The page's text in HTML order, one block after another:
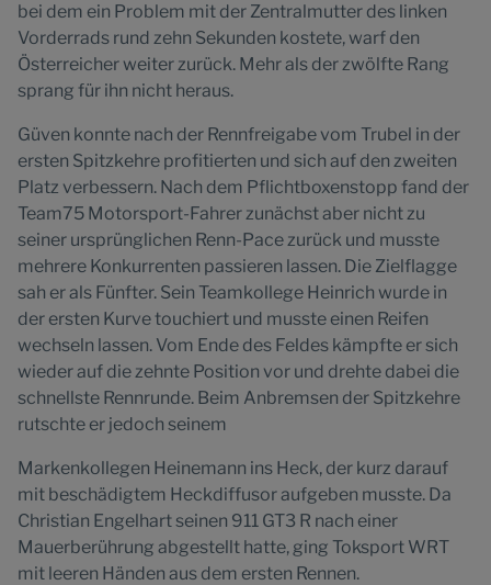
bei dem ein Problem mit der Zentralmutter des linken
Vorderrads rund zehn Sekunden kostete, warf den
Österreicher weiter zurück. Mehr als der zwölfte Rang
sprang für ihn nicht heraus.
Güven konnte nach der Rennfreigabe vom Trubel in der
ersten Spitzkehre profitierten und sich auf den zweiten
Platz verbessern. Nach dem Pflichtboxenstopp fand der
Team75 Motorsport-Fahrer zunächst aber nicht zu
seiner ursprünglichen Renn-Pace zurück und musste
mehrere Konkurrenten passieren lassen. Die Zielflagge
sah er als Fünfter. Sein Teamkollege Heinrich wurde in
der ersten Kurve touchiert und musste einen Reifen
wechseln lassen. Vom Ende des Feldes kämpfte er sich
wieder auf die zehnte Position vor und drehte dabei die
schnellste Rennrunde. Beim Anbremsen der Spitzkehre
rutschte er jedoch seinem
Markenkollegen Heinemann ins Heck, der kurz darauf
mit beschädigtem Heckdiffusor aufgeben musste. Da
Christian Engelhart seinen 911 GT3 R nach einer
Mauerberührung abgestellt hatte, ging Toksport WRT
mit leeren Händen aus dem ersten Rennen.